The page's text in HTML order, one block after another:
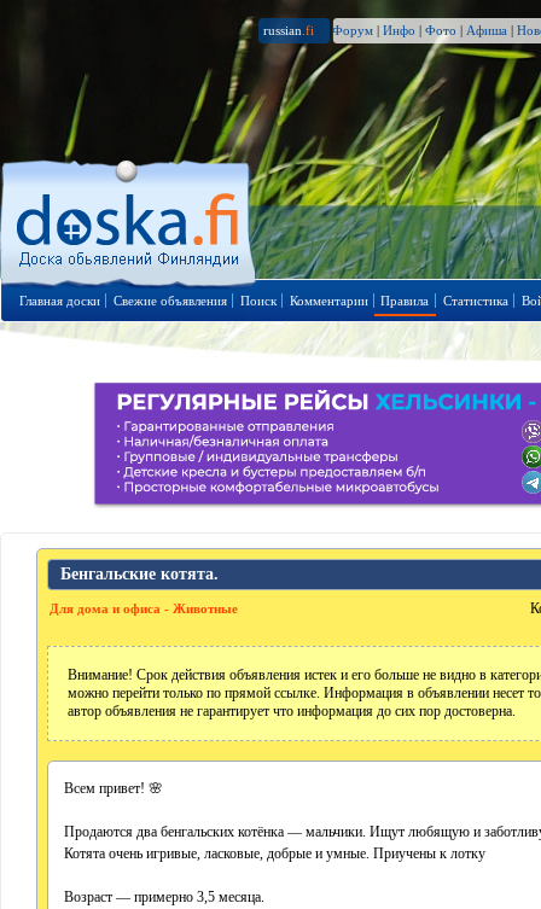
russian .fi Форум | Инфо | Фото | Афиша |
Главная доски Свежие объявления Поиск Комментарии Правила Статистика
Бенгальские котята.
Для дома и офиса - Животные
Внимание! Срок действия объявления истек и его больше не видно в
можно перейти только по прямой ссылке. Информация в объявлении несет
автор объявления не гарантирует что информация до сих пор достоверна.
Всем привет! 🌸
Продаются два бенгальских котёнка — мальчики. Ищут любящую и
Котята очень игривые, ласковые, добрые и умные. Приучены к лотку
Возраст — примерно 3,5 месяца.